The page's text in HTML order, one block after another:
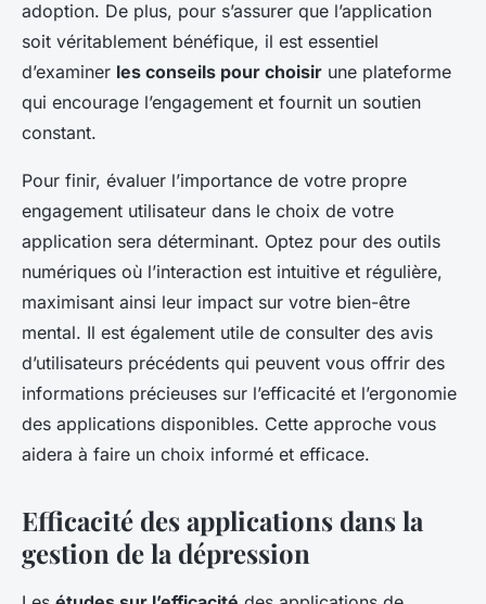
adoption. De plus, pour s’assurer que l’application
soit véritablement bénéfique, il est essentiel
d’examiner les conseils pour choisir une plateforme
qui encourage l’engagement et fournit un soutien
constant.
Pour finir, évaluer l’importance de votre propre
engagement utilisateur dans le choix de votre
application sera déterminant. Optez pour des outils
numériques où l’interaction est intuitive et régulière,
maximisant ainsi leur impact sur votre bien-être
mental. Il est également utile de consulter des avis
d’utilisateurs précédents qui peuvent vous offrir des
informations précieuses sur l’efficacité et l’ergonomie
des applications disponibles. Cette approche vous
aidera à faire un choix informé et efficace.
Efficacité des applications dans la
gestion de la dépression